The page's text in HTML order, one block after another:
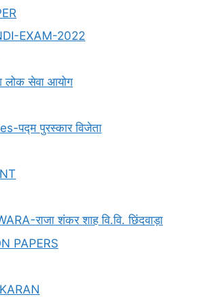
EXAM-2022
लोक सेवा आयोग
पद्म पुरस्कार विजेता
राजा शंकर शाह वि.वि. छिंदवाड़ा
PAPERS